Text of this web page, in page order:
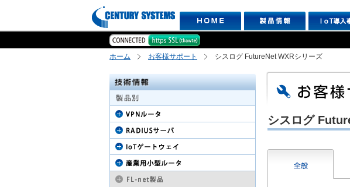
ホーム お客様サポート シスログ FutureNet WXRシリーズ
シスログ